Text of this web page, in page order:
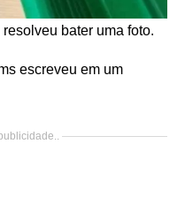
bater uma foto.
escreveu em um